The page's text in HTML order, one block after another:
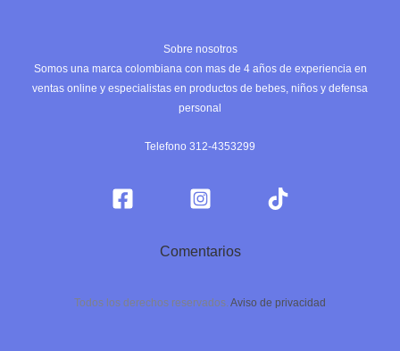
Sobre nosotros
Somos una marca colombiana con mas de 4 años de experiencia en
ventas online y especialistas en productos de bebes, niños y defensa
personal
Telefono 312-4353299
Comentarios
Todos los derechos reservados. Aviso de privacidad